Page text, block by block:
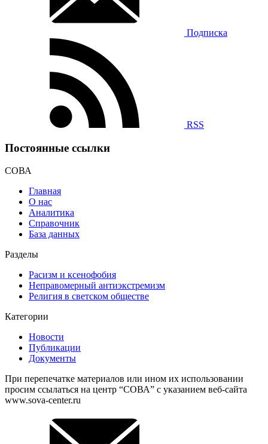
Подписка
RSS
Постоянные ссылки
СОВА
Главная
О нас
Аналитика
Справочник
База данных
Разделы
Расизм и ксенофобия
Неправомерный антиэкстремизм
Религия в светском обществе
Категории
Новости
Публикации
Документы
При перепечатке материалов или ином их использовании
просим ссылаться на центр “СОВА” с указанием веб-сайта
www.sova-center.ru